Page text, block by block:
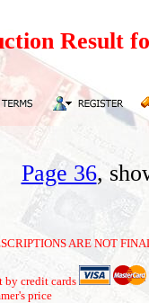
Result
Page 36,
ARE NOT
by credit cards
price